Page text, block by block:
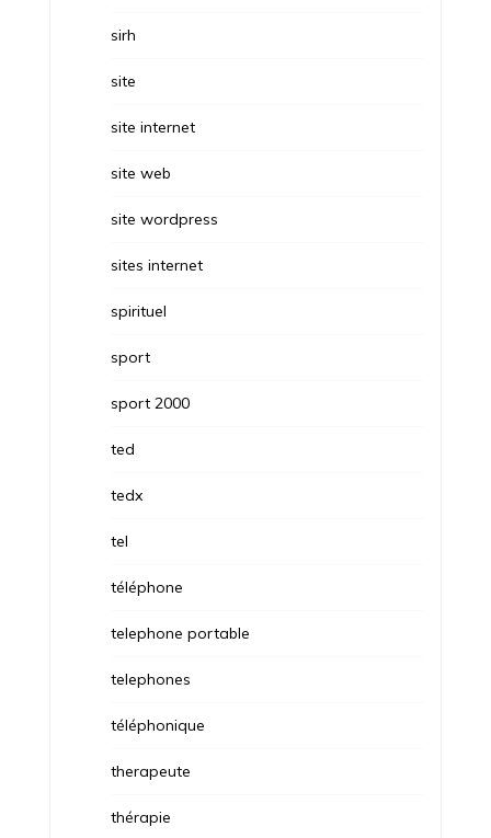
sirh
site
site internet
site web
site wordpress
sites internet
spirituel
sport
sport 2000
ted
tedx
tel
téléphone
telephone portable
telephones
téléphonique
therapeute
thérapie